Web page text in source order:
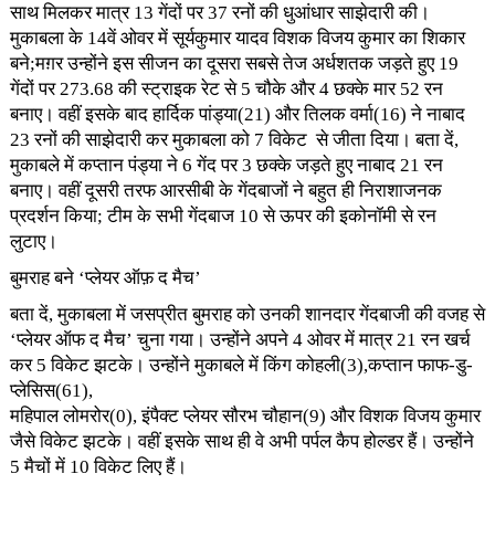
साथ मिलकर मात्र 13 गेंदों पर 37 रनों की धुआंधार साझेदारी की।
मुकाबला के 14वें ओवर में सूर्यकुमार यादव विशक विजय कुमार का शिकार
बने;मग़र उन्होंने इस सीजन का दूसरा सबसे तेज अर्धशतक जड़ते हुए 19
गेंदों पर 273.68 की स्ट्राइक रेट से 5 चौके और 4 छक्के मार 52 रन
बनाए। वहीं इसके बाद हार्दिक पांड्या(21) और तिलक वर्मा(16) ने नाबाद
23 रनों की साझेदारी कर मुकाबला को 7 विकेट से जीता दिया। बता दें,
मुकाबले में कप्तान पंड्या ने 6 गेंद पर 3 छक्के जड़ते हुए नाबाद 21 रन
बनाए। वहीं दूसरी तरफ आरसीबी के गेंदबाजों ने बहुत ही निराशाजनक
प्रदर्शन किया; टीम के सभी गेंदबाज 10 से ऊपर की इकोनॉमी से रन
लुटाए।
बुमराह बने ‘प्लेयर ऑफ़ द मैच’
बता दें, मुकाबला में जसप्रीत बुमराह को उनकी शानदार गेंदबाजी की वजह से
‘प्लेयर ऑफ द मैच’ चुना गया। उन्होंने अपने 4 ओवर में मात्र 21 रन खर्च
कर 5 विकेट झटके। उन्होंने मुकाबले में किंग कोहली(3),कप्तान फाफ-डु-
प्लेसिस(61),
महिपाल लोमरोर(0), इंपैक्ट प्लेयर सौरभ चौहान(9) और विशक विजय कुमार
जैसे विकेट झटके। वहीं इसके साथ ही वे अभी पर्पल कैप होल्डर हैं। उन्होंने
5 मैचों में 10 विकेट लिए हैं।